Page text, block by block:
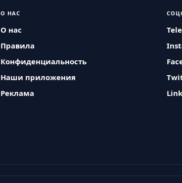
О НАС
О нас
Правила
Конфиденциальность
Наши приложения
Реклама